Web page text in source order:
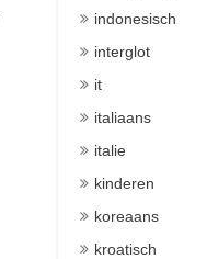
indonesisch
interglot
it
italiaans
italie
kinderen
koreaans
kroatisch